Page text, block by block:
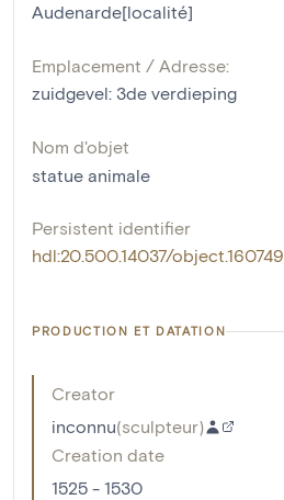
Audenarde[localité]
Emplacement / Adresse:
zuidgevel: 3de verdieping
Nom d'objet
statue animale
Persistent identifier
hdl:20.500.14037/object.160749
PRODUCTION ET DATATION
Creator
inconnu(sculpteur)
Creation date
1525 - 1530